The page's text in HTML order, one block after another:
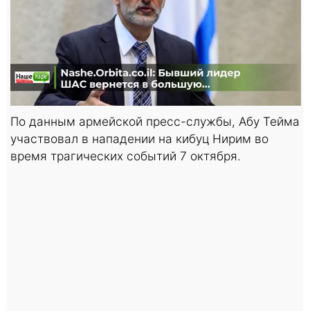
По данным армейской пресс-службы, Абу Тейма
участвовал в нападении на кибуц Нирим во
время трагических событий 7 октября.